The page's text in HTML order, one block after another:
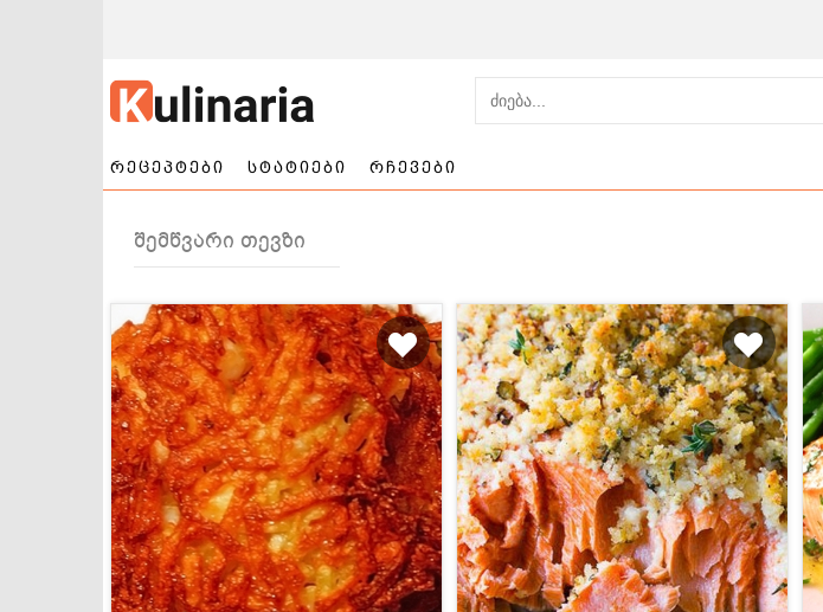
რეცეპტები
ნამცხვრები და
ტორტები
სალათები
ქართული
სამზარეულო
წვნიანები
დესერტები და
ტკბილეულობა
სამარხვო და
ვეგეტარიანული
მსოფლიო
სამზარეულო
სტატიები რჩევები
შემწვარი თევზი